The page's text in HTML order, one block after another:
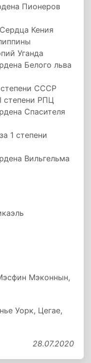
Пионеров
Кения
Уганда
Белого льва
СССР
степени РПЦ
Спасителя
1 степени
Вильгельма
Мэконнын,
Уорк, Цегае,
28.07.2020